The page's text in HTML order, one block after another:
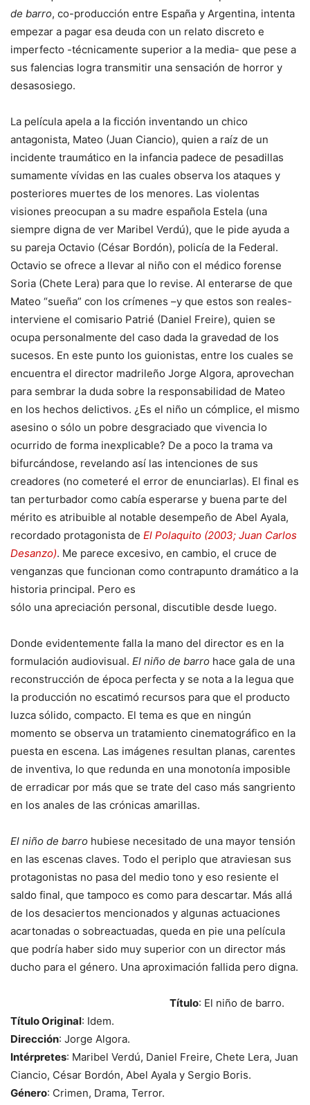
de barro, co-producción entre España y Argentina, intenta
empezar a pagar esa deuda con un relato discreto e
imperfecto -técnicamente superior a la media- que pese a
sus falencias logra transmitir una sensación de horror y
desasosiego.
La película apela a la ficción inventando un chico
antagonista, Mateo (Juan Ciancio), quien a raíz de un
incidente traumático en la infancia padece de pesadillas
sumamente vívidas en las cuales observa los ataques y
posteriores muertes de los menores. Las violentas
visiones preocupan a su madre española Estela (una
siempre digna de ver Maribel Verdú), que le pide ayuda a
su pareja Octavio (César Bordón), policía de la Federal.
Octavio se ofrece a llevar al niño con el médico forense
Soria (Chete Lera) para que lo revise. Al enterarse de que
Mateo “sueña” con los crímenes –y que estos son reales-
interviene el comisario Patrié (Daniel Freire), quien se
ocupa personalmente del caso dada la gravedad de los
sucesos. En este punto los guionistas, entre los cuales se
encuentra el director madrileño Jorge Algora, aprovechan
para sembrar la duda sobre la responsabilidad de Mateo
en los hechos delictivos. ¿Es el niño un cómplice, el mismo
asesino o sólo un pobre desgraciado que vivencia lo
ocurrido de forma inexplicable? De a poco la trama va
bifurcándose, revelando así las intenciones de sus
creadores (no cometeré el error de enunciarlas). El final es
tan perturbador como cabía esperarse y buena parte del
mérito es atribuible al notable desempeño de Abel Ayala,
recordado protagonista de El Polaquito (2003; Juan Carlos
Desanzo). Me parece excesivo, en cambio, el cruce de
venganzas que funcionan como contrapunto dramático a la
historia principal. Pero es
sólo una apreciación personal, discutible desde luego.
Donde evidentemente falla la mano del director es en la
formulación audiovisual. El niño de barro hace gala de una
reconstrucción de época perfecta y se nota a la legua que
la producción no escatimó recursos para que el producto
luzca sólido, compacto. El tema es que en ningún
momento se observa un tratamiento cinematográfico en la
puesta en escena. Las imágenes resultan planas, carentes
de inventiva, lo que redunda en una monotonía imposible
de erradicar por más que se trate del caso más sangriento
en los anales de las crónicas amarillas.
El niño de barro hubiese necesitado de una mayor tensión
en las escenas claves. Todo el periplo que atraviesan sus
protagonistas no pasa del medio tono y eso resiente el
saldo final, que tampoco es como para descartar. Más allá
de los desaciertos mencionados y algunas actuaciones
acartonadas o sobreactuadas, queda en pie una película
que podría haber sido muy superior con un director más
ducho para el género. Una aproximación fallida pero digna.
Título: El niño de barro.
Título Original: Idem.
Dirección: Jorge Algora.
Intérpretes: Maribel Verdú, Daniel Freire, Chete Lera, Juan
Ciancio, César Bordón, Abel Ayala y Sergio Boris.
Género: Crimen, Drama, Terror.